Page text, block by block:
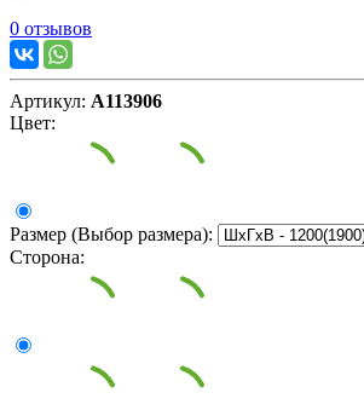
0 отзывов
Артикул: А113906
Цвет:
Размер (Выбор размера):
Сторона: